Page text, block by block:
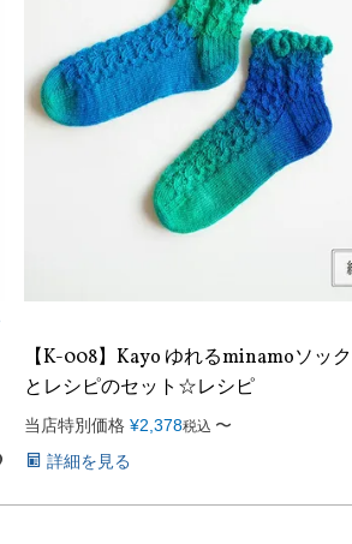
【K-008】Kayo ゆれるminamoソッ
とレシピのセット☆レシピ
当店特別価格 ¥2,378税込 〜
詳細を見る